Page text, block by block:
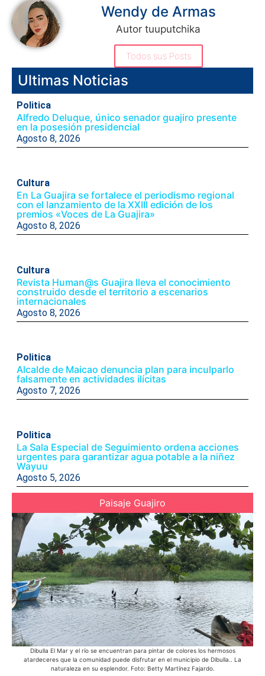
Wendy de Armas
Autor tuuputchika
Todos sus Posts
Ultimas Noticias
Politica
Alfredo Deluque, único senador guajiro presente
en la posesión presidencial
Agosto 8, 2026
Cultura
En La Guajira se fortalece el periodismo regional
con el lanzamiento de la XXIII edición de los
premios «Voces de La Guajira»
Agosto 8, 2026
Cultura
Revista Human@s Guajira lleva el conocimiento
construido desde el territorio a escenarios
internacionales
Agosto 8, 2026
Politica
Alcalde de Maicao denuncia plan para inculparlo
falsamente en actividades ilícitas
Agosto 7, 2026
Politica
La Sala Especial de Seguimiento ordena acciones
urgentes para garantizar agua potable a la niñez
Wayuu
Agosto 5, 2026
Paisaje Guajiro
Dibulla El Mar y el río se encuentran para pintar de colores los hermosos
atardeceres que la comunidad puede disfrutar en el municipio de Dibulla.. La
naturaleza en su esplendor. Foto: Betty Martínez Fajardo.